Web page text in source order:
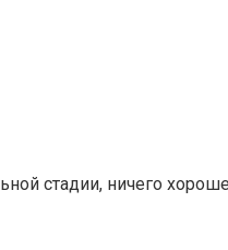
стадии, ничего